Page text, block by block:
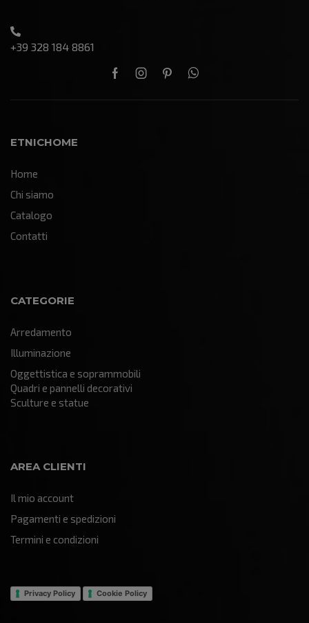
+39 328 184 8861
ETNICHOME
Home
Chi siamo
Catalogo
Contatti
CATEGORIE
Arredamento
Illuminazione
Oggettistica e soprammobili
Quadri e pannelli decorativi
Sculture e statue
AREA CLIENTI
Il mio account
Pagamenti e spedizioni
Termini e condizioni
Privacy Policy Cookie Policy